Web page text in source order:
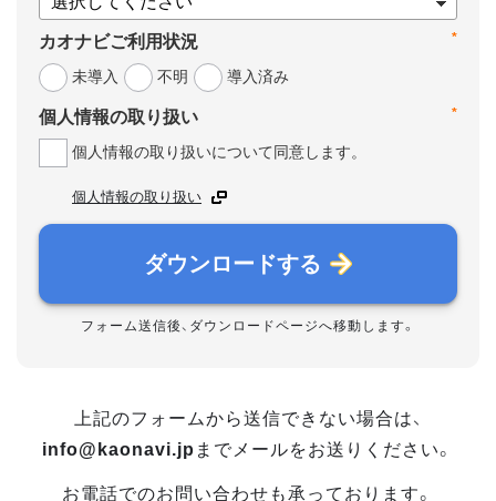
*
カオナビご利用状況
未導入
不明 導入済み
*
個人情報の取り扱い
個人情報の取り扱いについて同意します。
個人情報の取り扱い
ダウンロードする
フォーム送信後、ダウンロードページへ移動します。
上記のフォームから送信できない場合は、
info@kaonavi.jp までメールをお送りください。
お電話でのお問い合わせも承っております。